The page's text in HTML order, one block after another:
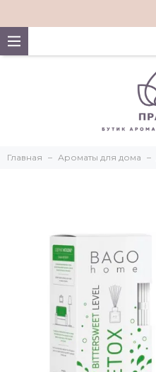
Главная Ароматы для дома